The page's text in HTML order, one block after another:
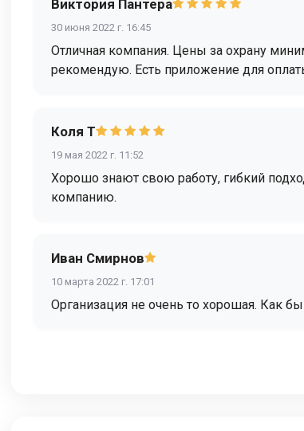
Виктория Пантера
30 июня 2022 г. 16:45
Отличная компания. Цены за охрану
рекомендую. Есть приложение для
Коля Т
19 мая 2022 г. 11:52
Хорошо знают свою работу, гибкий
компанию.
Иван Смирнов
10 марта 2022 г. 17:01
Организация не очень то хорошая. Как